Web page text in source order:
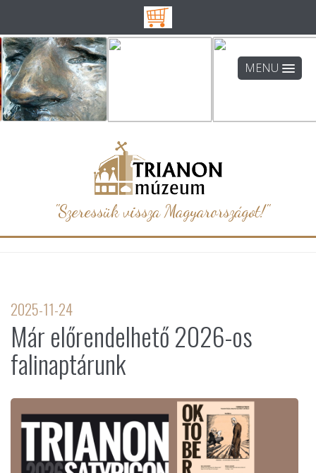
MENU
"Szeressük vissza Magyarországot!"
2025-11-24
Már előrendelhető 2026-os
falinaptárunk